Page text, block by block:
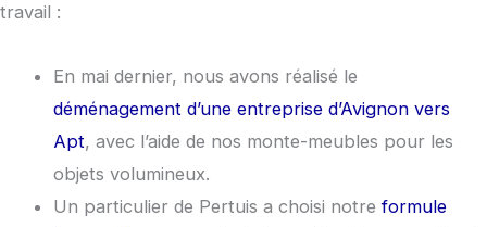
travail :
En mai dernier, nous avons réalisé le
déménagement d’une entreprise d’Avignon vers
Apt, avec l’aide de nos monte-meubles pour les
objets volumineux.
Un particulier de Pertuis a choisi notreformule